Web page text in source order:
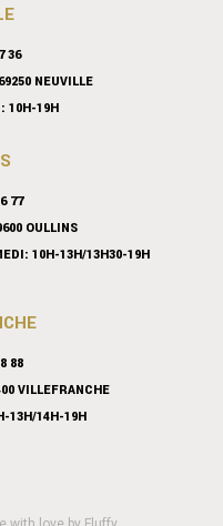
36
NEUVILLE
10H-19H
77
OULLINS
10H-13H/13H30-19H
88
VILLEFRANCHE
13H/14H-19H